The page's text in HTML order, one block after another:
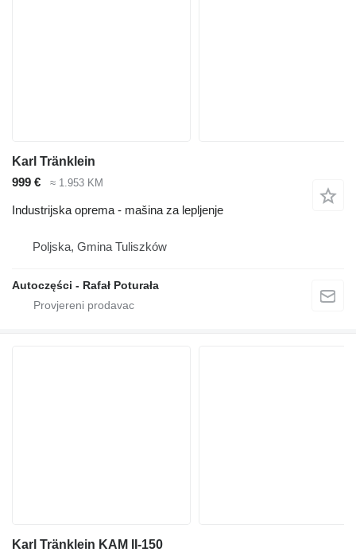
Karl Tränklein
999 €
≈ 1.953 KM
Industrijska oprema - mašina za lepljenje
Poljska, Gmina Tuliszków
Autoczęści - Rafał Poturała
Karl Tränklein KAM II-150